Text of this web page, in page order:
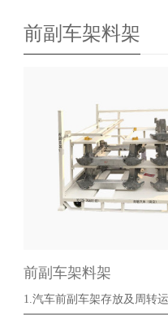
前副车架料架
前副车架料架
1.汽车前副车架存放及周转运